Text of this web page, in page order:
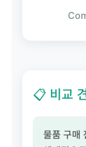
📋 비교
물품 구매